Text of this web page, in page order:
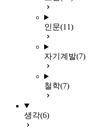
인문(11)
자기계발(7)
철학(7)
생각(6)